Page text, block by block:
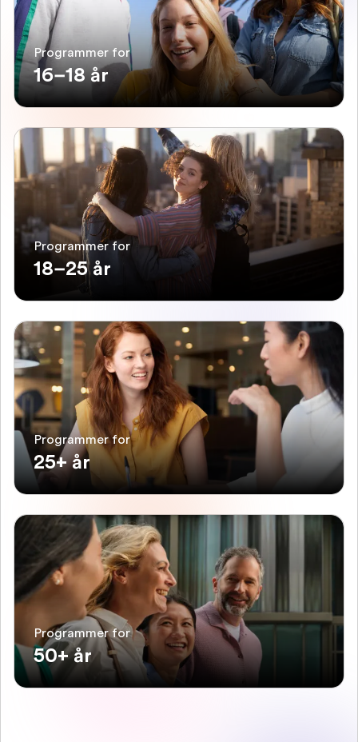
Programmer for
16–18 år
Programmer for
18–25 år
Programmer for
25+ år
Programmer for
50+ år